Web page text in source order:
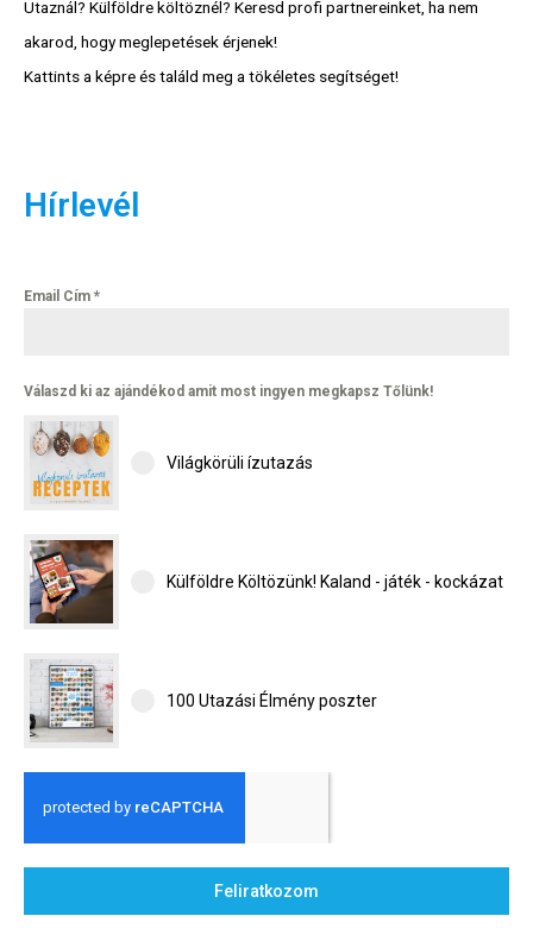
Világkörüli
Külföldre
Költözünk!
Élmény
poszter
Utaznál? Külföldre költöznél? Keresd profi partnereinket, ha nem
akarod, hogy meglepetések érjenek!
Kattints a képre és találd meg a tökéletes segítséget!
Hírlevél
Email Cím *
Válaszd ki az ajándékod amit most ingyen megkapsz Tőlünk!
Világkörüli ízutazás
Külföldre Költözünk! Kaland - játék - kockázat
100 Utazási Élmény poszter
Feliratkozom